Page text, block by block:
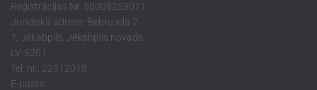
Reģistrācijas Nr. 50008253071,
Juridiskā adrese: Bebru iela 2-
7, Jēkabpils, Jēkabpils novads,
LV-5201
Tel. nr.: 22312018
E-pasts: